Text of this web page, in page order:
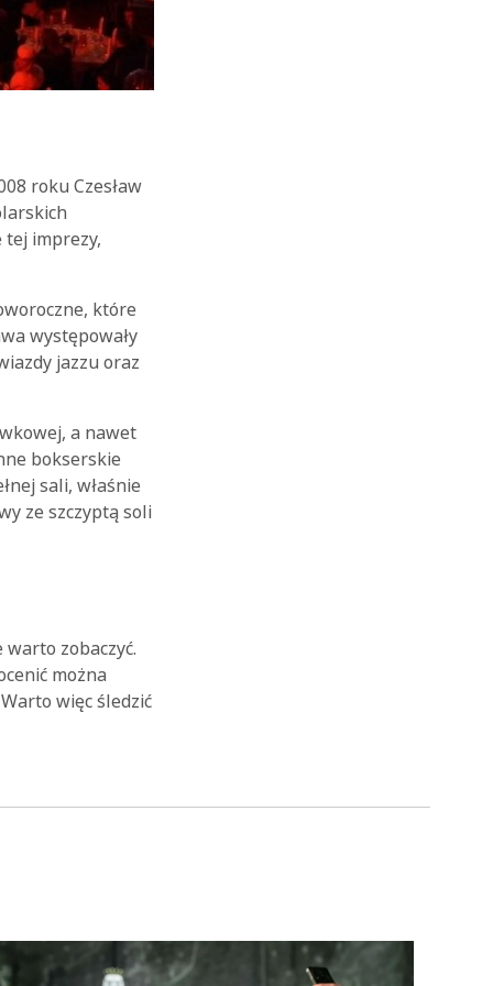
roku Czesław
tej imprezy,
które
występowały
jazzu oraz
a nawet
bokserskie
sali, właśnie
ze szczyptą soli
zobaczyć.
można
więc śledzić